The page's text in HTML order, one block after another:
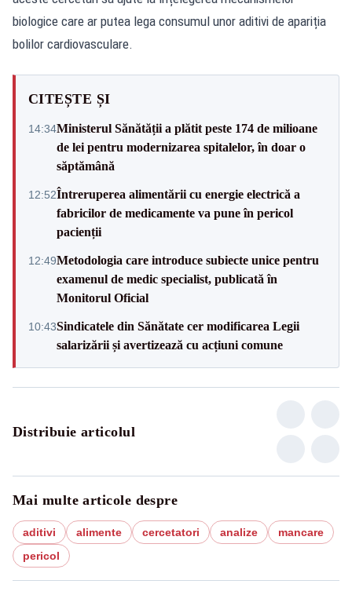
biologice care ar putea lega consumul unor aditivi de apariția
bolilor cardiovasculare.
CITEȘTE ȘI
14:34Ministerul Sănătății a plătit peste 174 de milioane
de lei pentru modernizarea spitalelor, în doar o
săptămână
12:52Întreruperea alimentării cu energie electrică a
fabricilor de medicamente va pune în pericol
pacienții
12:49Metodologia care introduce subiecte unice pentru
examenul de medic specialist, publicată în
Monitorul Oficial
10:43Sindicatele din Sănătate cer modificarea Legii
salarizării și avertizează cu acțiuni comune
Distribuie articolul
Mai multe articole despre
aditivi alimente cercetatori analize
mancare
pericol